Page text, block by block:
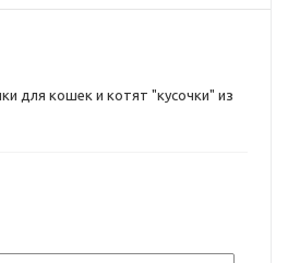
для кошек и котят "кусочки" из